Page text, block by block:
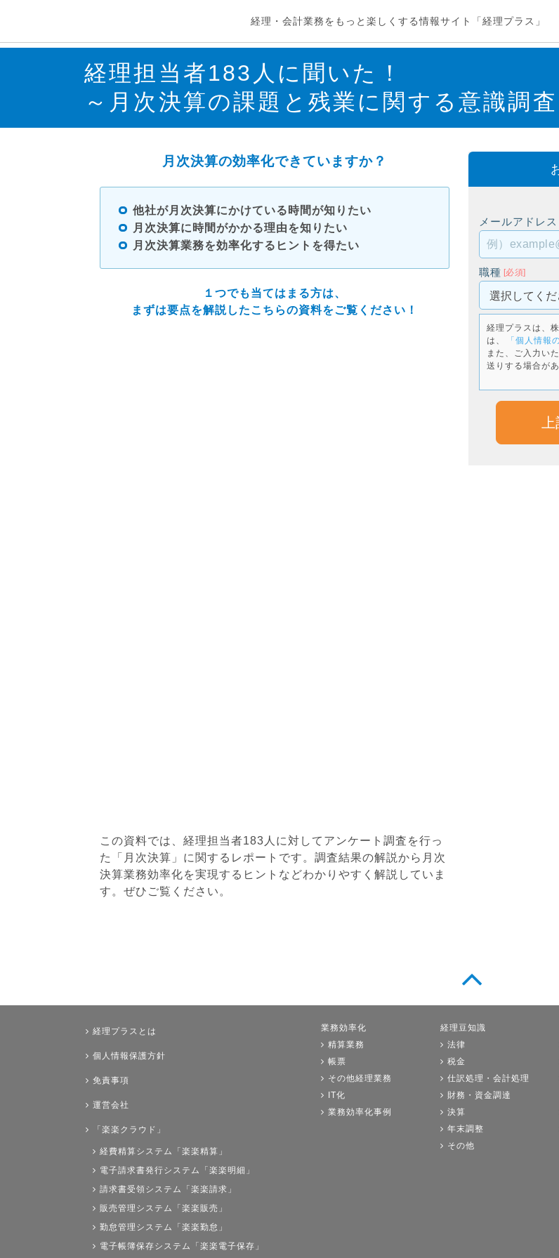
経理・会計業務をもっと楽しくする情報サイト「経理プラス」
経理担当者183人に聞いた！
～月次決算の課題と残業に関する意識調査
月次決算の効率化できていますか？
他社が月次決算にかけている時間が知りたい
月次決算に時間がかかる理由を知りたい
月次決算業務を効率化するヒントを得たい
１つでも当てはまる方は、
まずは要点を解説したこちらの資料をご覧ください！
この資料では、経理担当者183人に対してアンケート調査を行っ
た「月次決算」に関するレポートです。調査結果の解説から月次
決算業務効率化を実現するヒントなどわかりやすく解説していま
す。ぜひご覧ください。
メールアドレス
職種 [必須]
経理プラスは、
は、
「個人情報
また、ご入力い
送りする場合があ
経理プラスとは
個人情報保護方針
免責事項
運営会社
「楽楽クラウド」
経費精算システム「楽楽精算」
電子請求書発行システム「楽楽明細」
請求書受領システム「楽楽請求」
販売管理システム「楽楽販売」
勤怠管理システム「楽楽勤怠」
電子帳簿保存システム「楽楽電子保存」
業務効率化
精算業務
帳票
その他経理業務
IT化
業務効率化事例
経理豆知識
法律
税金
仕訳処理・会計処理
財務・資金調達
決算
年末調整
その他